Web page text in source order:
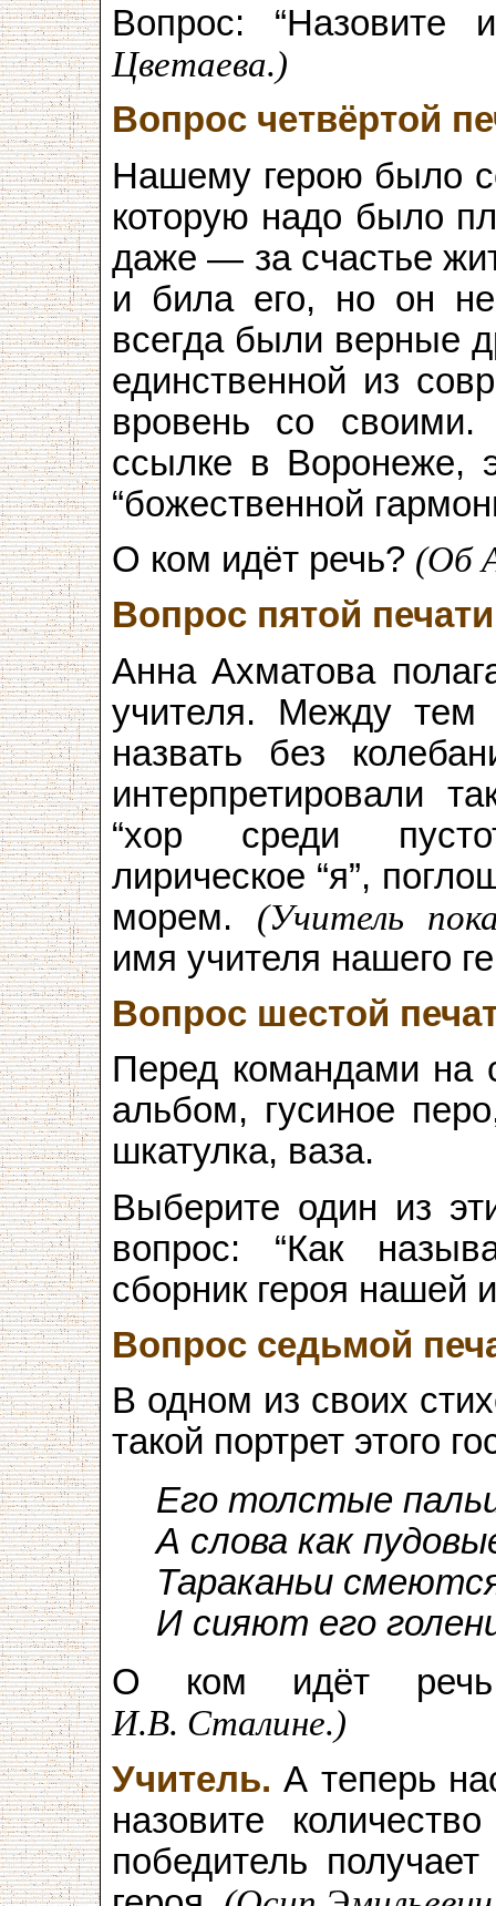
Вопрос:
Цветаева.)
Вопрос четвёртой
Нашему герою было
которую надо было
даже — за счастье
и била его, но он
всегда были верные
единственной из
вровень со
ссылке в Воронеже,
“божественной
О ком идёт речь? (Об
Вопрос пятой печати
Анна Ахматова
учителя. Между тем
назвать без
интерпретировали
“хор среди
лирическое “я”,
морем. (Учитель
имя учителя нашего
Вопрос шестой
Перед командами на
альбом, гусиное
шкатулка, ваза.
Выберите один из
вопрос: “Как
сборник героя нашей
Вопрос седьмой
В одном из своих
такой портрет этого
Его толстые
А слова как
Тараканьи
И сияют его
О ком идёт
И.В. Сталине.)
Учитель.А теперь
назовите
победитель